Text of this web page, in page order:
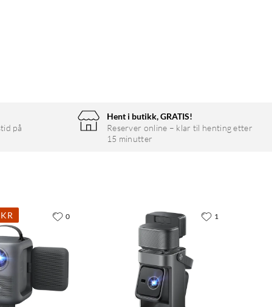
på
Hent i butikk, GRATIS!
Reserver online – klar til henting etter
15 minutter
0 1